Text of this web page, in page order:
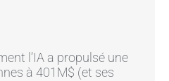
l’IA a propulsé une
à 401M$ (et ses